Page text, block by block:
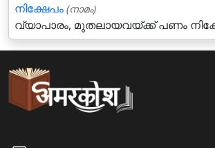
നിക്ഷേപം (നാമം)
വ്യാപാരം, മുതലായവയ്ക്ക് പണം